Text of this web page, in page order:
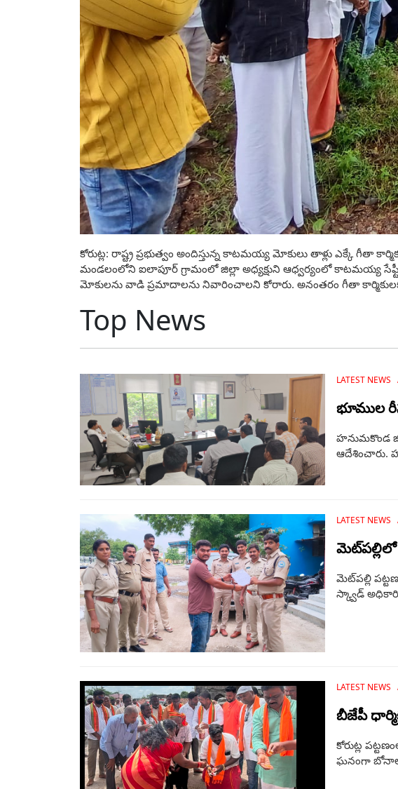
కోరుట్ల: రాష్ట్ర ప్రభుత్వం అందిస్తున్న కాటమయ్య మోకులు తాళ్లు ఎక్కే గీతా
మండలంలోని ఐలాపూర్ గ్రామంలో జిల్లా అధ్యక్షుని ఆధ్వర్యంలో కాటమయ్య
మోకులను వాడి ప్రమాదాలను నివారించాలని కోరారు. అనంతరం గీతా
Top News
LATEST
భూముల
హనుమకొండ
ఆదేశించారు.
LATEST
మెట్‌పల్లిలో
మెట్‌పల్లి
స్క్వాడ్ అధికారి
LATEST
బీజేపీ
కోరుట్ల
ఘనంగా